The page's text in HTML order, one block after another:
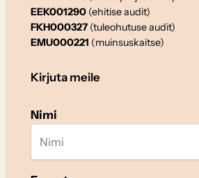
EEK001290(ehitise audit)
FKH000327 (tuleohutuse audit)
EMU000221 (muinsuskaitse)
Kirjuta meile
Nimi